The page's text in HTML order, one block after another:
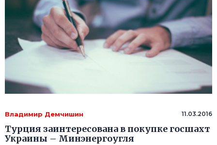
Владимир Демчишин 11.03.2016
Турция заинтересована в покупке госшахт
Украины – Минэнергоугля